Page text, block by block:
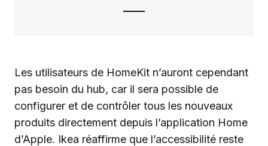
Les utilisateurs de HomeKit n’auront cependant
pas besoin du hub, car il sera possible de
configurer et de contrôler tous les nouveaux
produits directement depuis l’application Home
d’Apple. Ikea réaffirme que l’accessibilité reste